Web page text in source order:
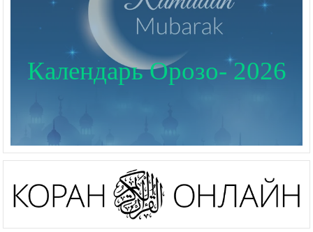
Календарь Орозо- 2026